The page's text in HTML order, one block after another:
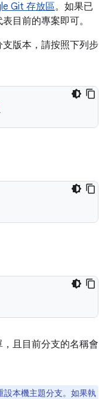
Git 存放區。如果已
目前的專案即可。
版本，請按照下列步
且目前分支的名稱會
設本機主題分支。如果執